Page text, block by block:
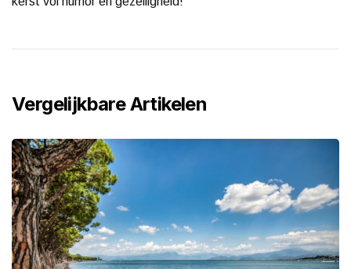
Vergelijkbare Artikelen